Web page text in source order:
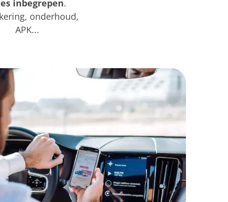
inbegrepen.
onderhoud,
APK...